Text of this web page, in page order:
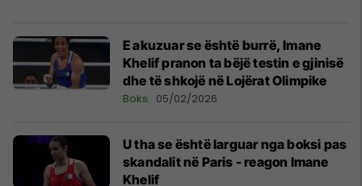
E akuzuar se është burrë, Imane
Khelif pranon ta bëjë testin e gjinisë
dhe të shkojë në Lojërat Olimpike
Boks 05/02/2026
U tha se është larguar nga boksi pas
skandalit në Paris - reagon Imane
Khelif